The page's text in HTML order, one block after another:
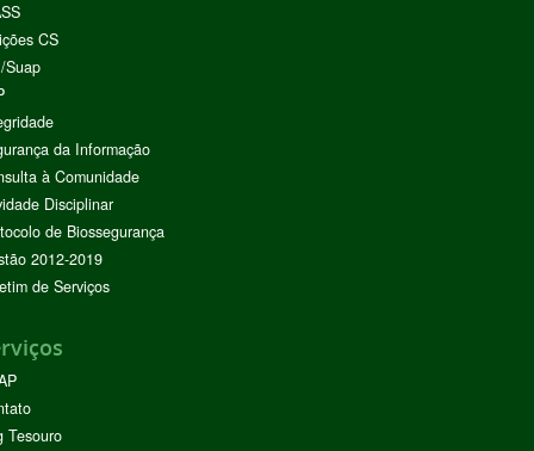
CS
Suap
da Informação
à Comunidade
Disciplinar
de Biossegurança
2012-2019
de Serviços
Tesouro